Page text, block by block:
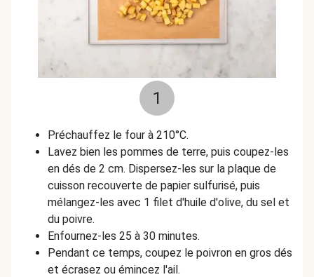
1
Préchauffez le four à 210°C.
Lavez bien les pommes de terre, puis coupez-les
en dés de 2 cm. Dispersez-les sur la plaque de
cuisson recouverte de papier sulfurisé, puis
mélangez-les avec 1 filet d'huile d'olive, du sel et
du poivre.
Enfournez-les 25 à 30 minutes.
Pendant ce temps, coupez le poivron en gros dés
et écrasez ou émincez l'ail.